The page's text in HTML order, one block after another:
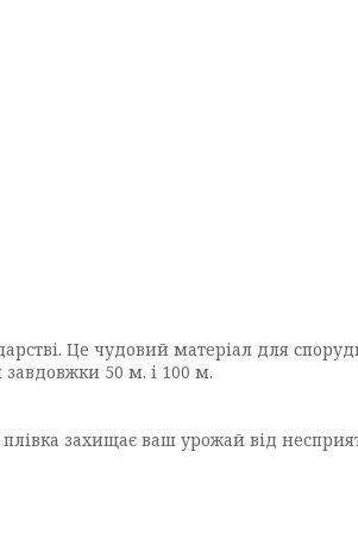
Це чудовий матеріал для
50 м. і 100 м.
захищає ваш урожай від